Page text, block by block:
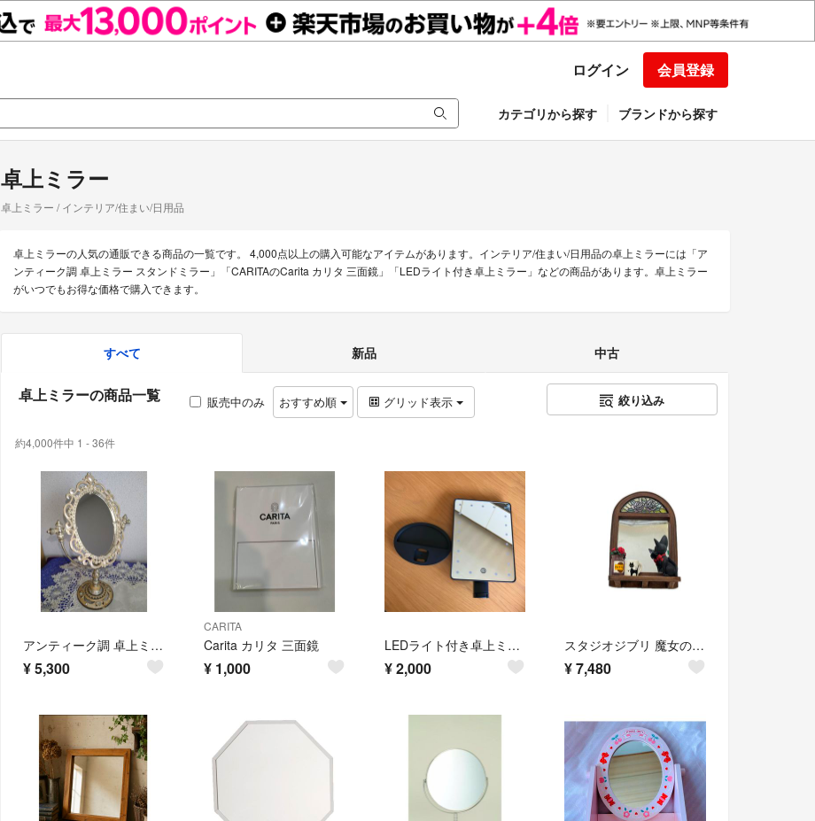
ログイン 会員登録
カテゴリから探す ブランドから探す
卓上ミラー
卓上ミラー / インテリア/住まい/日用品
卓上ミラーの人気の通販できる商品の一覧です。 4,000点以上の購入可能なアイテムがあります。インテリア/住まい/日用品の卓上ミラーには「ア
ンティーク調 卓上ミラー スタンドミラー」「CARITAのCarita カリタ 三面鏡」「LEDライト付き卓上ミラー」などの商品があります。卓上ミラー
がいつでもお得な価格で購入できます。
すべて 新品 中古
卓上ミラーの商品一覧 販売中のみ おすすめ順 グリッド表示 絞り込み
約4,000件中 1 - 36件
アンティーク調 卓上ミラー スタンドミラー
¥5,300
CARITA
Carita カリタ 三面鏡
¥ 1,000
LEDライト付き卓上ミラー
¥2,000
スタジオジブリ 魔女の宅急便 スタンドミラーものおもいの窓辺
¥7,480